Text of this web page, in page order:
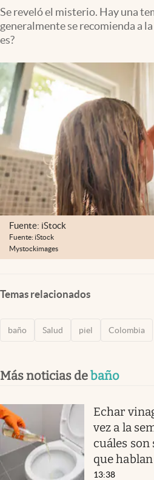
Se reveló el misterio. Hay una
generalmente se recomienda a
es?
Fuente: iStock
Fuente: iStock
Mystockimages
Temas relacionados
baño Salud piel Colombia
Más noticias debaño
Echar
vez a la
cuáles son
que
13:38